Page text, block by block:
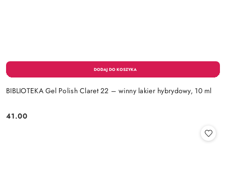
BIBLIOTEKA Gel Polish Claret 22 – winny lakier hybrydowy, 10 ml
Cena:
41.00